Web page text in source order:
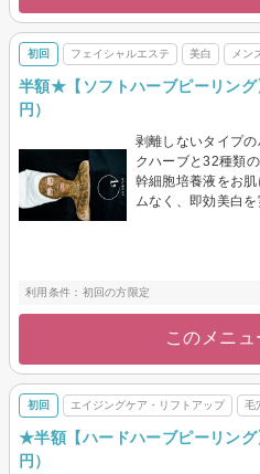
初回 フェイシャルエステ 美白 メン
半額★【ソフトハーブピーリン
円）
剥離しないタイプ
クハーブと32種類
幹細胞培養液をお
ムなく、即効美白
利用条件：初回の方限定
このメニ
初回 エイジングケア・リフトアップ 毛
★半額【ハードハーブピーリン
円）